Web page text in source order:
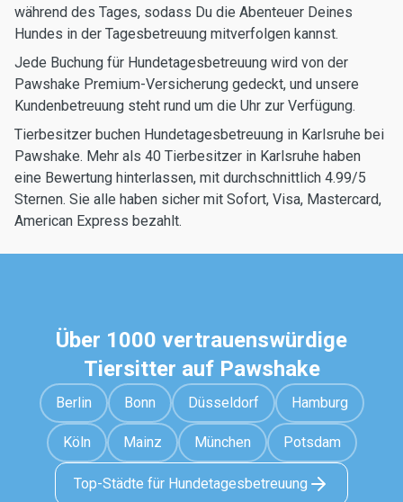
während des Tages, sodass Du die Abenteuer Deines
Hundes in der Tagesbetreuung mitverfolgen kannst.
Jede Buchung für Hundetagesbetreuung wird von der
Pawshake Premium-Versicherung gedeckt, und unsere
Kundenbetreuung steht rund um die Uhr zur Verfügung.
Tierbesitzer buchen Hundetagesbetreuung in Karlsruhe bei
Pawshake. Mehr als 40 Tierbesitzer in Karlsruhe haben
eine Bewertung hinterlassen, mit durchschnittlich 4.99/5
Sternen. Sie alle haben sicher mit Sofort, Visa, Mastercard,
American Express bezahlt.
Über 1000 vertrauenswürdige
Tiersitter auf Pawshake
Berlin Bonn Düsseldorf Hamburg
Köln Mainz München Potsdam
Top-Städte für Hundetagesbetreuung